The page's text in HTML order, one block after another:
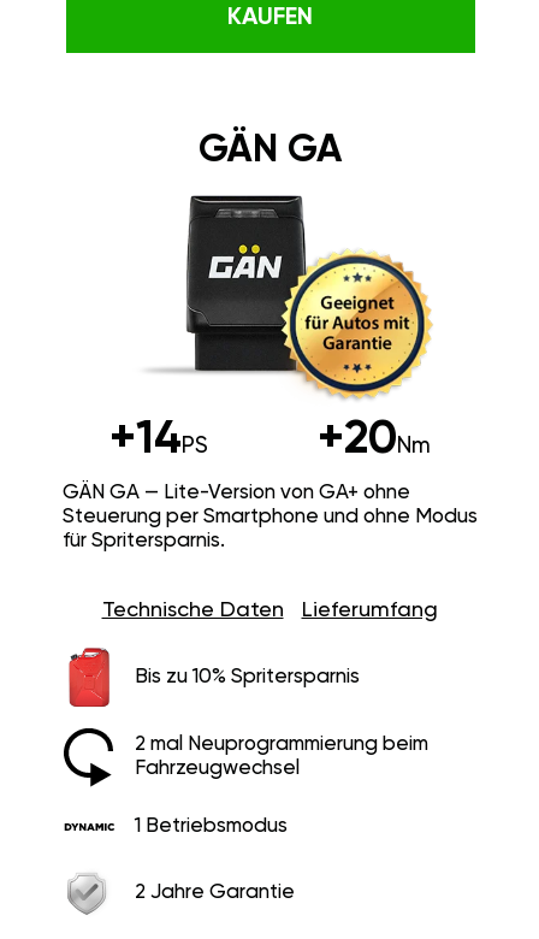
KAUFEN
GÄN GA
+14PS +20Nm
GÄN GA — Lite-Version von GA+ ohne
Steuerung per Smartphone und ohne Modus
für Spritersparnis.
Technische Daten Lieferumfang
Bis zu 10% Spritersparnis
2 mal Neuprogrammierung beim
Fahrzeugwechsel
1 Betriebsmodus
2 Jahre Garantie